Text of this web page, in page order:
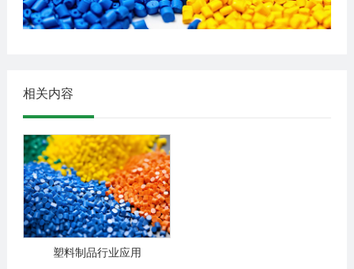
相关内容
塑料制品行业应用